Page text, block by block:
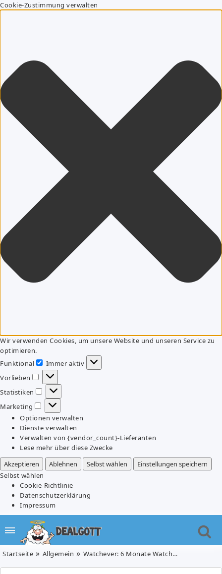
Cookie-Zustimmung verwalten
Wir verwenden Cookies, um unsere Website und unseren Service zu
optimieren.
Funktional
Funktional
Immer aktiv
Vorlieben
Vorlieben
Statistiken
Statistiken
Marketing
Marketing
Optionen verwalten
Dienste verwalten
Verwalten von {vendor_count}-Lieferanten
Lese mehr über diese Zwecke
Akzeptieren
Ablehnen Selbst wählen
Einstellungen speichern
Selbst wählen
Cookie-Richtlinie
Datenschutzerklärung
Impressum
Startseite Allgemein Watchever: 6 Monate Watchever + Chromecast für 49,95€